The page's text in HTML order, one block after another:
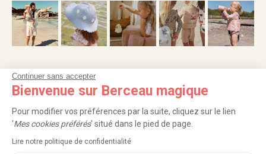
Continuer sans accepter
Bienvenue sur Berceau magique
Pour modifier vos préférences par la suite, cliquez sur le lien
'Mes cookies préférés' situé dans le pied de page.
Lire notre politique de confidentialité
NOS SERVICES
À PROPOS